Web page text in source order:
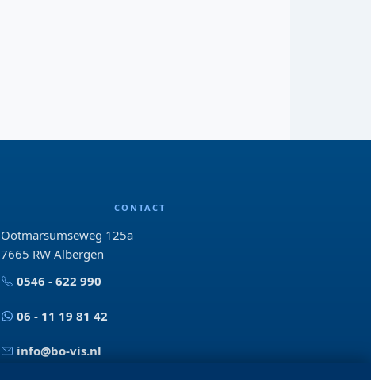
CONTACT
Ootmarsumseweg 125a
7665 RW Albergen
0546 - 622 990
06 - 11 19 81 42
info@bo-vis.nl